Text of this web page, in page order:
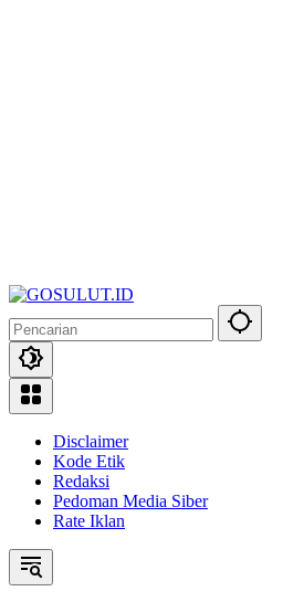
Disclaimer
Kode Etik
Redaksi
Pedoman Media Siber
Rate Iklan